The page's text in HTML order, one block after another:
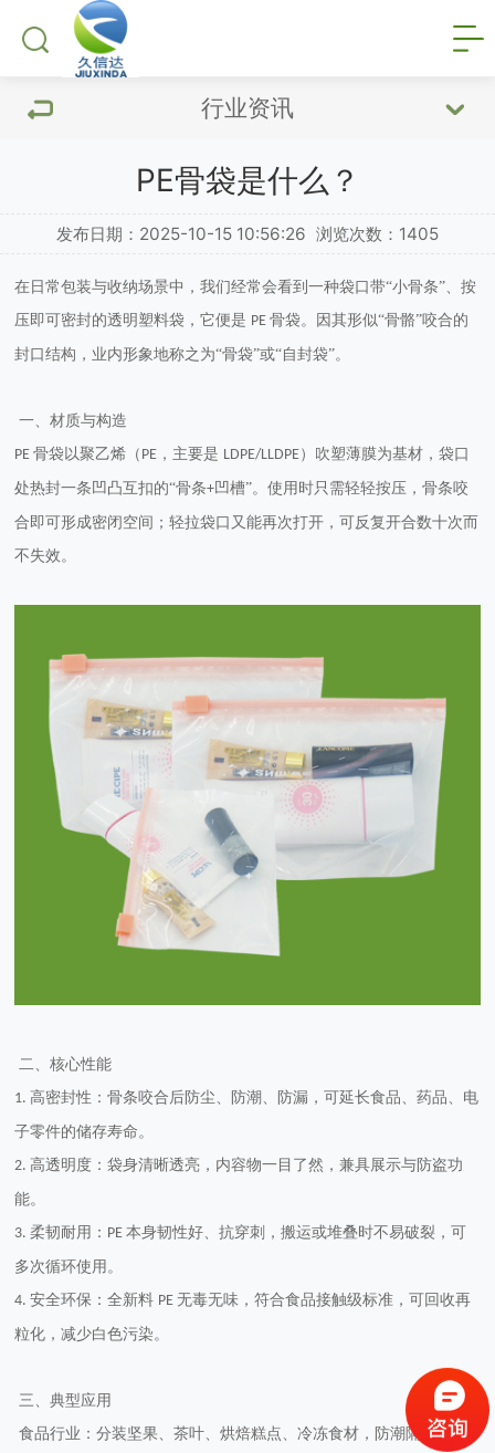
行业资讯
PE骨袋是什么？
发布日期：2025-10-15 10:56:26 浏览次数： 1405
在日常包装与收纳场景中，我们经常会看到一种袋口带“小骨条”、按
压即可密封的透明塑料袋，它便是 PE骨袋。因其形似“骨骼”咬合的
封口结构，业内形象地称之为“骨袋”或“自封袋”。
一、材质与构造
PE骨袋以聚乙烯（ PE ，主要是 LDPE/LLDPE）吹塑薄膜为基材，袋口
处热封一条凹凸互扣的“骨条+凹槽”。使用时只需轻轻按压，骨条咬
合即可形成密闭空间；轻拉袋口又能再次打开，可反复开合数十次而
不失效。
二、核心性能
1. 高密封性：骨条咬合后防尘、防潮、防漏，可延长食品、药品、电
子零件的储存寿命。
2. 高透明度：袋身清晰透亮，内容物一目了然，兼具展示与防盗功
能。
3.柔韧耐用： PE本身韧性好、抗穿刺，搬运或堆叠时不易破裂，可
多次循环使用。
4.安全环保：全新料 PE无毒无味，符合食品接触级标准，可回收再
粒化，减少白色污染。
三、典型应用
食品行业：分装坚果、茶叶、烘焙糕点、冷冻食材，防潮隔味，延